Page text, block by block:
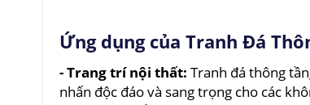
Ứng dụng của Tranh Đá
- Trang trí nội thất: Tranh đá thông
nhấn độc đáo và sang trọng cho các